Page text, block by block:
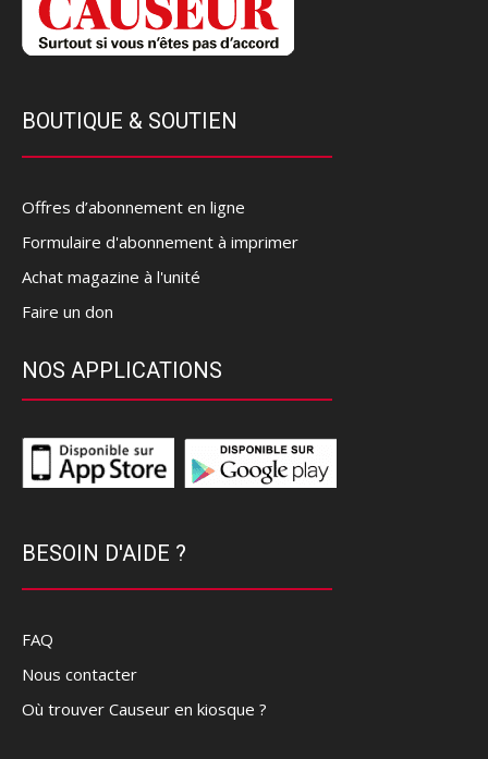
BOUTIQUE & SOUTIEN
Offres d’abonnement en ligne
Formulaire d'abonnement à imprimer
Achat magazine à l'unité
Faire un don
NOS APPLICATIONS
BESOIN D'AIDE ?
FAQ
Nous contacter
Où trouver Causeur en kiosque ?